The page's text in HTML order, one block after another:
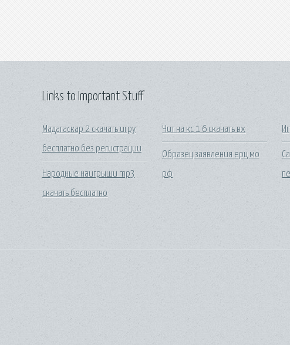
Links to Important Stuff
Мадагаскар 2 скачать игру
бесплатно без регистрации
Народные наигрыши mp3
скачать бесплатно
Чит на кс 1 6 скачать вх
Образец заявления ерц мо
рф